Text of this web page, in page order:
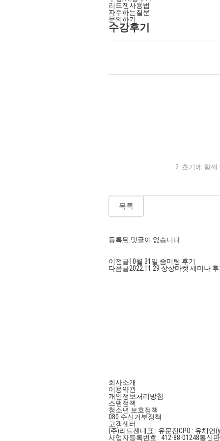
리드젠사용법
자주하는질문
문의하기
수강후기
2. 초기에 함
목록
등록된 댓글이 없습니다.
이전글10월 31일 줌미팅 후기
다음글2022.11.29 상상마켓 세미나
회사소개
이용약관
개인정보처리방침
스팸정책
청소년 보호정책
080 수신거부정책
고객센터
(주)리드젠대표 : 유문진CPO : 유채연
사업자등록번호 : 412-88-01248통신